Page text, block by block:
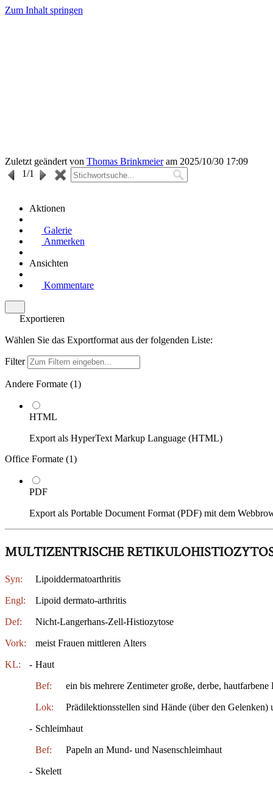
Zum Inhalt springen
Zuletzt geändert von Thomas Brinkmeieram 2025/10/30 17:09
1/1
Aktionen
Galerie
Anmerken
Ansichten
Kommentare
Exportieren
Wählen Sie das Exportformat aus der folgenden Liste:
Filter
Andere Formate (1)
HTML
Export als HyperText Markup Language (HTML)
Office Formate (1)
PDF
Export als Portable Document Format (PDF) mit dem
MULTIZENTRISCHE
Syn: Lipoiddermatoarthritis
Engl: Lipoid dermato-arthritis
Def: Nicht-Langerhans-Zell-Histiozytose
Vork: meist Frauen mittleren Alters
KL: - Haut
Bef: ein bis mehrere Zentimeter große, derbe, hautfarbene
Lok: Prädilektionsstellen sind Hände (über den
- Schleimhaut
Bef: Papeln an Mund- und Nasenschleimhaut
- Skelett